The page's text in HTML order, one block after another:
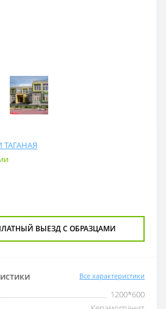
ТАГАНАЯ
ВЫЕЗД С ОБРАЗЦАМИ
Все характеристики
1200*600